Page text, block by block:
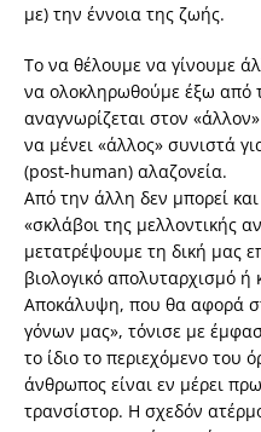
με) την έννοια της ζωής.
Το να θέλουμε να γίνουμε
να ολοκληρωθούμε έξω από
αναγνωρίζεται στον
να μένει «άλλος» συνιστά
(post-human) αλαζονεία.
Από την άλλη δεν μπορεί
«σκλάβοι της μελλοντικής
μετατρέψουμε τη δική μας
βιολογικό απολυταρχισμό ή
Αποκάλυψη, που θα αφορά
γόνων μας», τόνισε με
το ίδιο το περιεχόμενο
άνθρωπος είναι εν μέρει
τρανσίστορ. Η σχεδόν